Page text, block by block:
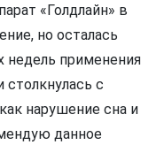
«Голдлайн» в
но осталась
недель применения
столкнулась с
нарушение сна и
данное